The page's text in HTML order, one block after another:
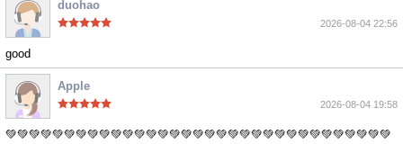
duohao
2026-08-04 22:56
good
Apple
2026-08-04 19:58
💚💚💚💚💚💚💚💚💚💚💚💚💚💚💚💚💚💚💚💚💚💚💚💚💚💚💚💚💚💚💚💚💚